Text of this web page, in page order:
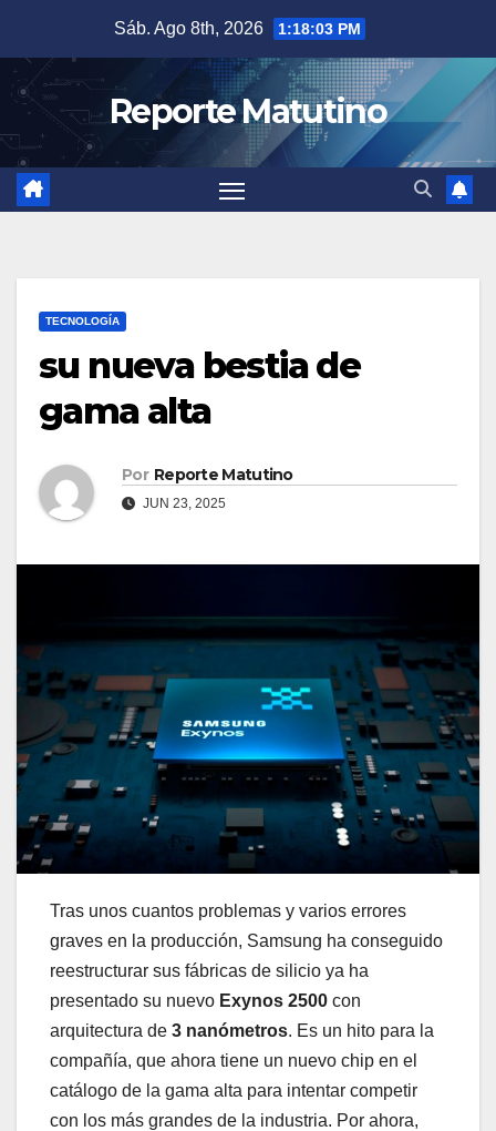
contenido
Sáb. Ago 8th, 2026 1:18:04 PM
Reporte Matutino
TECNOLOGÍA
su nueva bestia de
gama alta
Por Reporte Matutino
JUN 23, 2025
Tras unos cuantos problemas y varios errores
graves en la producción, Samsung ha conseguido
reestructurar sus fábricas de silicio ya ha
presentado su nuevo Exynos 2500 con
arquitectura de 3 nanómetros. Es un hito para la
compañía, que ahora tiene un nuevo chip en el
catálogo de la gama alta para intentar competir
con los más grandes de la industria. Por ahora,